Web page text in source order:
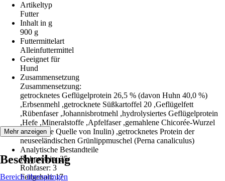
Artikeltyp
Futter
Inhalt in g
900 g
Futtermittelart
Alleinfuttermittel
Geeignet für
Hund
Zusammensetzung
Zusammensetzung:
getrocknetes Geflügelprotein 26,5 % (davon Huhn 40,0 %)
,Erbsenmehl ,getrocknete Süßkartoffel 20 ,Geflügelfett
,Rübenfaser ,Johannisbrotmehl ,hydrolysiertes Geflügelprotein
,Hefe ,Mineralstoffe ,Apfelfaser ,gemahlene Chicorée-Wurzel
(natürliche Quelle von Inulin) ,getrocknetes Protein der
neuseeländischen Grünlippmuschel (Perna canaliculus)
Analytische Bestandteile
Rohprotein: 25
Rohfaser: 3
Fettgehalt: 17
Mehr anzeigen
Beschreibung
Bereich überspringen